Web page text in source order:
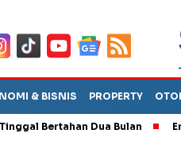
& BISNIS PROPERTY
Bertahan Dua Bulan